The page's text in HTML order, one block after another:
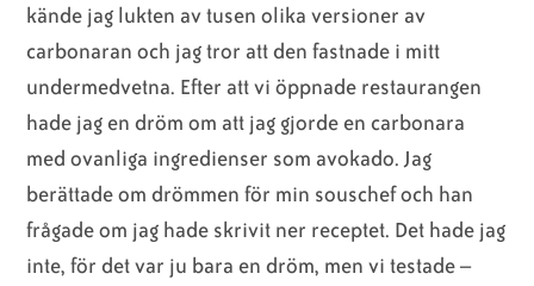
kände jag lukten av tusen olika versioner av
carbonaran och jag tror att den fastnade i mitt
undermedvetna. Efter att vi öppnade restaurangen
hade jag en dröm om att jag gjorde en carbonara
med ovanliga ingredienser som avokado. Jag
berättade om drömmen för min souschef och han
frågade om jag hade skrivit ner receptet. Det hade jag
inte, för det var ju bara en dröm, men vi testade –